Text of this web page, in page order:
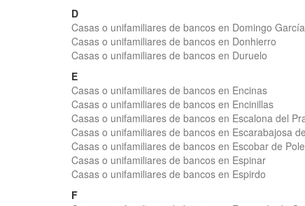
D
Casas o unifamiliares de bancos en Domingo García
Casas o unifamiliares de bancos en Donhierro
Casas o unifamiliares de bancos en Duruelo
E
Casas o unifamiliares de bancos en Encinas
Casas o unifamiliares de bancos en Encinillas
Casas o unifamiliares de bancos en Escalona del
Casas o unifamiliares de bancos en Escarabajosa
Casas o unifamiliares de bancos en Escobar de
Casas o unifamiliares de bancos en Espinar
Casas o unifamiliares de bancos en Espirdo
F